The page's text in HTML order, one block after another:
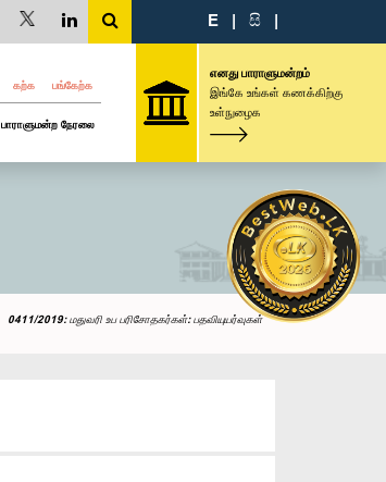
E | සි |
கற்க பங்கேற்க
பாராளுமன்ற நேரலை
எனது பாராளுமன்றம்
இங்கே உங்கள் கணக்கிற்கு
உள்நுழைக
0411/2019: மதுவரி உப பரிசோதகர்கள்: பதவியுயர்வுகள்